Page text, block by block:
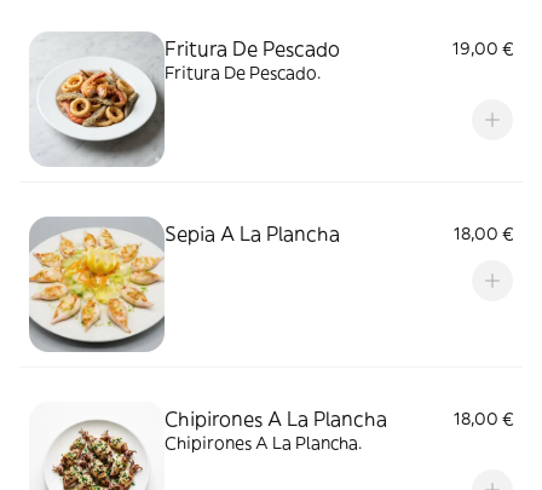
Fritura De Pescado
19,00 €
Fritura De Pescado.
Sepia A La Plancha 18,00 €
Chipirones A La Plancha
18,00 €
Chipirones A La Plancha.